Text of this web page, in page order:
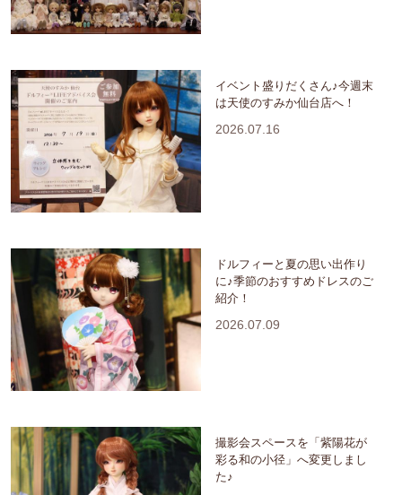
イベント盛りだくさん♪今週末
は天使のすみか仙台店へ！
2026.07.16
ドルフィーと夏の思い出作り
に♪季節のおすすめドレスのご
紹介！
2026.07.09
撮影会スペースを「紫陽花が
彩る和の小径」へ変更しまし
た♪